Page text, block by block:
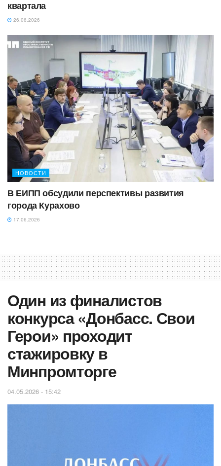
квартала
26.06.2026
НОВОСТИ
В ЕИПП обсудили перспективы развития
города Курахово
17.06.2026
Один из финалистов
конкурса «Донбасс. Свои
Герои» проходит
стажировку в
Минпромторге
04.05.2026 - 15:42